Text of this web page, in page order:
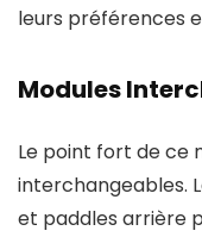
leurs préférences
Modules
Le point fort de ce
interchangeables.
et paddles arrière